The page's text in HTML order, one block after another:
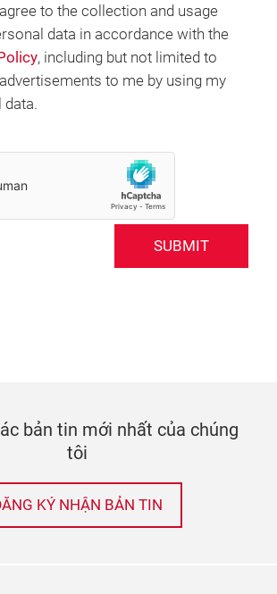
to the collection and usage
data in accordance with the
, including but not limited to
to me by using my
data.
SUBMIT
bản tin mới nhất của chúng
tôi
KÝ NHẬN BẢN TIN